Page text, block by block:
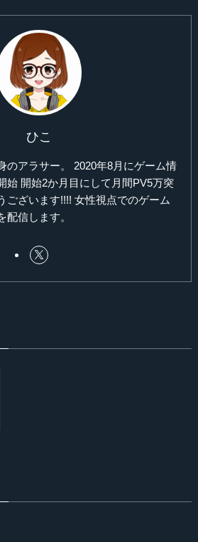
ひこ
のアラサー。 2020年8月にゲーム情
始 開始2か月目にして月間PV5万突
ございます!!!! 女性視点でのゲーム
配信します。